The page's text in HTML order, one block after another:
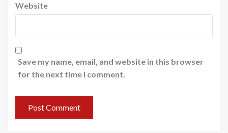
Website
Save my name, email, and website in this browser
for the next time I comment.